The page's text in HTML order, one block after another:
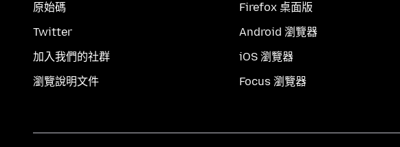
原始碼
Twitter
加入我們的社群
瀏覽說明文件
Firefox 桌面版
Android 瀏覽器
iOS 瀏覽器
Focus 瀏覽器